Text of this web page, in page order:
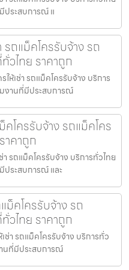
ประสบการณ์ แ
รถแม็คโครรับจ้าง รถ
วไทย ราคาถูก
ให้เช่า รถแม็คโครรับจ้าง บริการ
งานที่มีประสบการณ์
โครรับจ้าง รถแม็คโคร
าคาถูก
รถแม็คโครรับจ้าง บริการทั่วไทย
ประสบการณ์ และ
ม็คโครรับจ้าง รถ
วไทย ราคาถูก
ช่า รถแม็คโครรับจ้าง บริการทั่ว
นที่มีประสบการณ์